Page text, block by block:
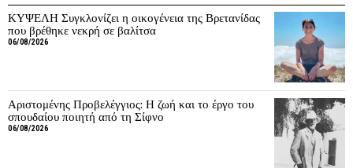
ΚΥΨΕΛΗ Συγκλονίζει η οικογένεια της Βρετανίδας
που βρέθηκε νεκρή σε βαλίτσα
06/08/2026
Αριστομένης Προβελέγγιος: Η ζωή και το έργο του
σπουδαίου ποιητή από τη Σίφνο
06/08/2026